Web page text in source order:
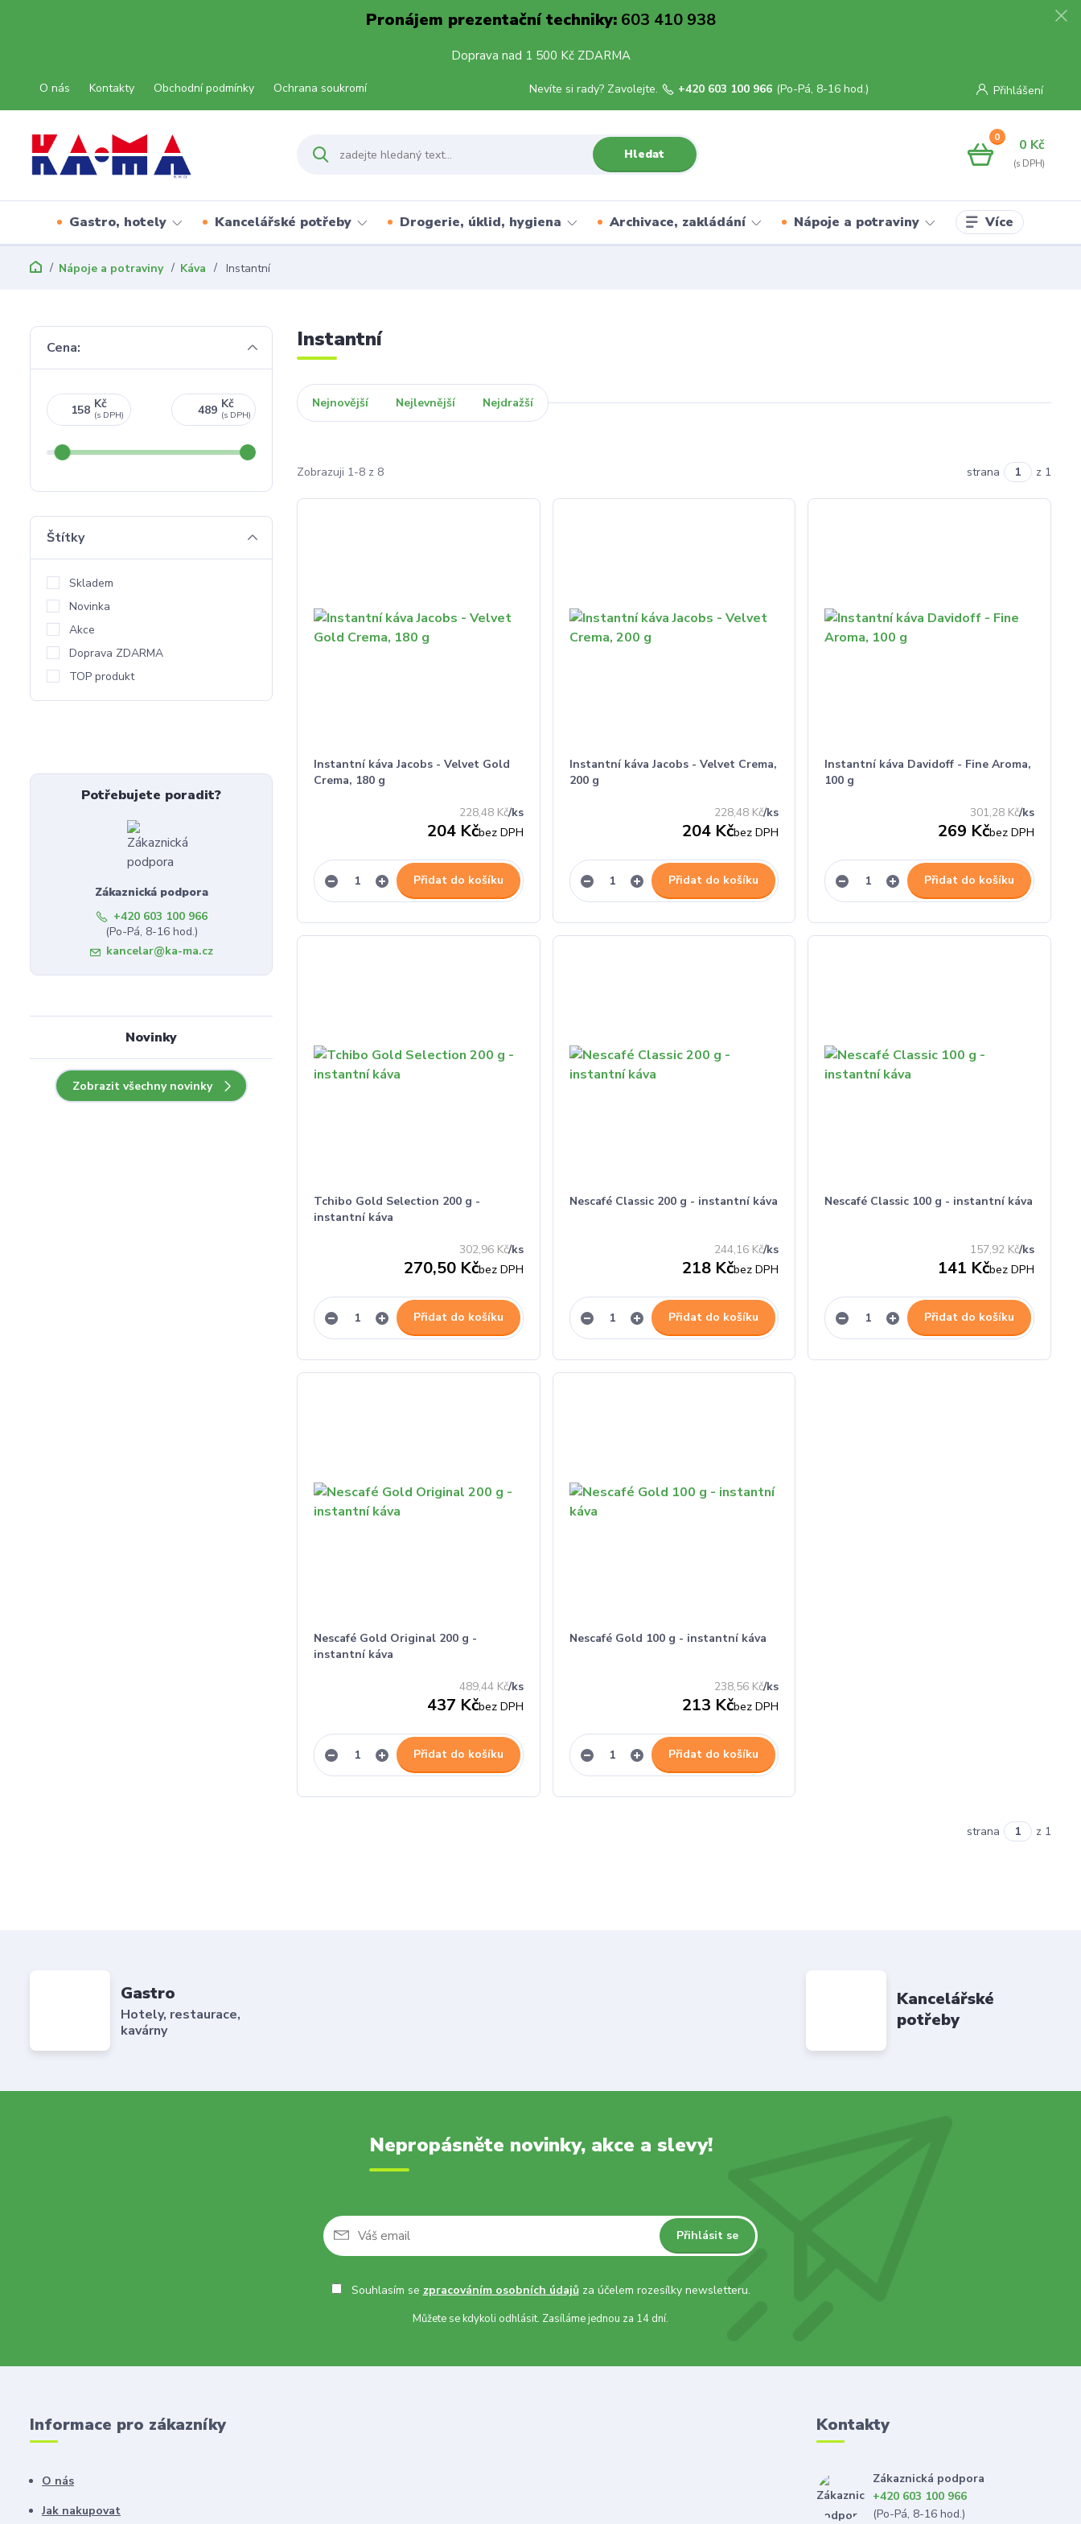
Pronájem prezentační techniky:603 410 938
Doprava nad 1 500 Kč ZDARMA
O nás Kontakty Obchodní podmínky Ochrana soukromí Přihlášení
Hledat
Nevíte si rady? Zavolejte. +420 603 100 966 (Po-Pá, 8-16 hod.)
0 0 Kč
Gastro, hotely Kancelářské potřeby Drogerie, úklid, hygiena Archivace, zakládání Nápoje a potraviny Více
Nápoje a potraviny Káva Instantní
Instantní
Nejnovější Nejlevnější Nejdražší
Zobrazuji 1-8 z 8 strana z 1
Instantní káva Jacobs - Velvet Gold
Crema, 180 g
228,48 Kč/ks
204 Kčbez DPH
Přidat do košíku
Instantní káva Jacobs - Velvet Crema,
200 g
228,48 Kč/ks
204 Kčbez DPH
Přidat do košíku
Instantní káva Davidoff - Fine Aroma,
100 g
301,28 Kč/ks
269 Kčbez DPH
Přidat do košíku
Tchibo Gold Selection 200 g -
instantní káva
302,96 Kč/ks
270,50 Kčbez DPH
Přidat do košíku
Nescafé Classic 200 g - instantní káva
244,16 Kč/ks
218 Kčbez DPH
Přidat do košíku
Nescafé Classic 100 g - instantní káva
157,92 Kč/ks
141 Kčbez DPH
Přidat do košíku
Nescafé Gold Original 200 g -
instantní káva
489,44 Kč/ks
437 Kčbez DPH
Přidat do košíku
Nescafé Gold 100 g - instantní káva
238,56 Kč/ks
213 Kčbez DPH
Přidat do košíku
strana z 1
Cena:
Kč Kč
Štítky
Skladem
Novinka
Akce
Doprava ZDARMA
TOP produkt
Potřebujete poradit?
Zákaznická podpora
+420 603 100 966
(Po-Pá, 8-16 hod.)
kancelar@ka-ma.cz
Novinky
Zobrazit všechny novinky
Gastro
Hotely, restaurace,
kavárny
Kancelářské
potřeby
Nepropásněte novinky, akce a slevy!
Přihlásit se
Souhlasím se zpracováním osobních údajůza účelem rozesílky newsletteru.
Můžete se kdykoli odhlásit. Zasíláme jednou za 14 dní.
Informace pro zákazníky
O nás
Jak nakupovat
Kontakty
Zákaznická podpora
+420 603 100 966
(Po-Pá, 8-16 hod.)